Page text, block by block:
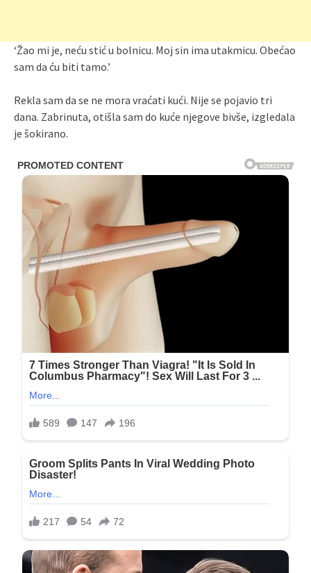
‘Žao mi je, neću stić u bolnicu. Moj sin ima utakmicu. Obećao
sam da ću biti tamo.’
Rekla sam da se ne mora vraćati kući. Nije se pojavio tri
dana. Zabrinuta, otišla sam do kuće njegove bivše, izgledala
je šokirano.